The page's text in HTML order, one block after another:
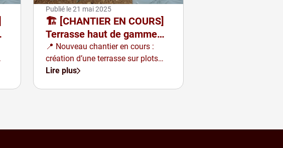
Publié le21 mai 2025
🏗️ [CHANTIER EN COURS]
Terrasse haut de gamme
avec plots BUZON et
système U-BRS &amp; E-
BRS à Vitry sur Orne (entre
Metz et Thionville)
📍 Nouveau chantier en cours :
création d’une terrasse sur plots
avec un rendu à la fois moderne,
Lire plus